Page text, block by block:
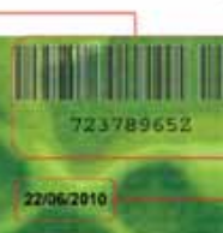
Iragarki-taula
Lursail Market